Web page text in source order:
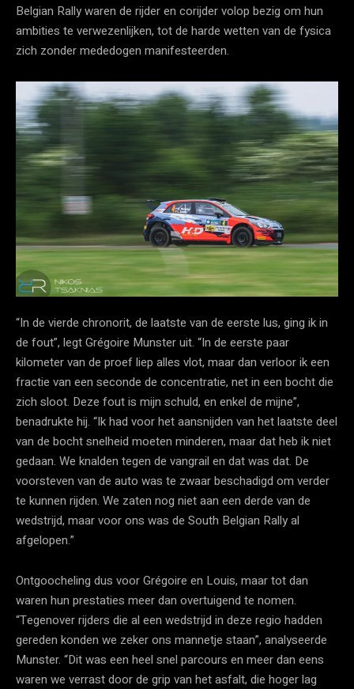
Belgian Rally waren de rijder en corijder volop bezig om hun
ambities te verwezenlijken, tot de harde wetten van de fysica
zich zonder mededogen manifesteerden.
“In de vierde chronorit, de laatste van de eerste lus, ging ik in
de fout”, legt Grégoire Munster uit. “In de eerste paar
kilometer van de proef liep alles vlot, maar dan verloor ik een
fractie van een seconde de concentratie, net in een bocht die
zich sloot. Deze fout is mijn schuld, en enkel de mijne”,
benadrukte hij. “Ik had voor het aansnijden van het laatste deel
van de bocht snelheid moeten minderen, maar dat heb ik niet
gedaan. We knalden tegen de vangrail en dat was dat. De
voorsteven van de auto was te zwaar beschadigd om verder
te kunnen rijden. We zaten nog niet aan een derde van de
wedstrijd, maar voor ons was de South Belgian Rally al
afgelopen.”
Ontgoocheling dus voor Grégoire en Louis, maar tot dan
waren hun prestaties meer dan overtuigend te nomen.
“Tegenover rijders die al een wedstrijd in deze regio hadden
gereden konden we zeker ons mannetje staan”, analyseerde
Munster. “Dit was een heel snel parcours en meer dan eens
waren we verrast door de grip van het asfalt, die hoger lag